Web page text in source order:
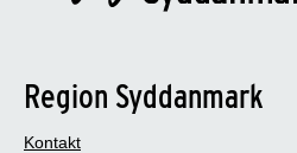
Region Syddanmark
Kontakt